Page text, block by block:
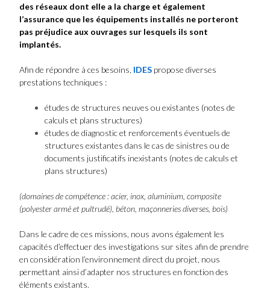
des réseaux dont elle a la charge et également
l’assurance que les équipements installés ne porteront
pas préjudice aux ouvrages sur lesquels ils sont
implantés.
Afin de répondre à ces besoins, IDES propose diverses
prestations techniques :
études de structures neuves ou existantes (notes de
calculs et plans structures)
études de diagnostic et renforcements éventuels de
structures existantes dans le cas de sinistres ou de
documents justificatifs inexistants (notes de calculs et
plans structures)
(domaines de compétence : acier, inox, aluminium, composite
(polyester armé et pultrudé), béton, maçonneries diverses, bois)
Dans le cadre de ces missions, nous avons également les
capacités d’effectuer des investigations sur sites afin de prendre
en considération l’environnement direct du projet, nous
permettant ainsi d’adapter nos structures en fonction des
éléments existants.